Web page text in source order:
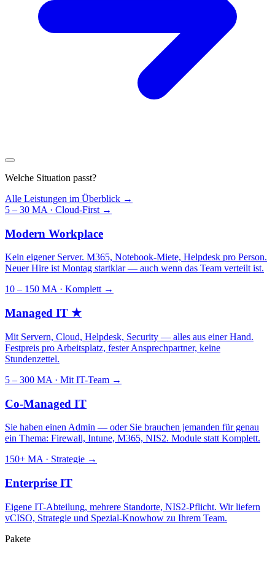
Welche Situation passt?
Alle Leistungen im Überblick →
5 – 30 MA · Cloud-First →
Modern Workplace
Kein eigener Server. M365, Notebook-Miete, Helpdesk pro Person.
Neuer Hire ist Montag startklar — auch wenn das Team verteilt ist.
10 – 150 MA · Komplett →
Managed IT ★
Mit Servern, Cloud, Helpdesk, Security — alles aus einer Hand.
Festpreis pro Arbeitsplatz, fester Ansprechpartner, keine
Stundenzettel.
5 – 300 MA · Mit IT-Team →
Co-Managed IT
Sie haben einen Admin — oder Sie brauchen jemanden für genau
ein Thema: Firewall, Intune, M365, NIS2. Module statt Komplett.
150+ MA · Strategie →
Enterprise IT
Eigene IT-Abteilung, mehrere Standorte, NIS2-Pflicht. Wir liefern
vCISO, Strategie und Spezial-Knowhow zu Ihrem Team.
Pakete